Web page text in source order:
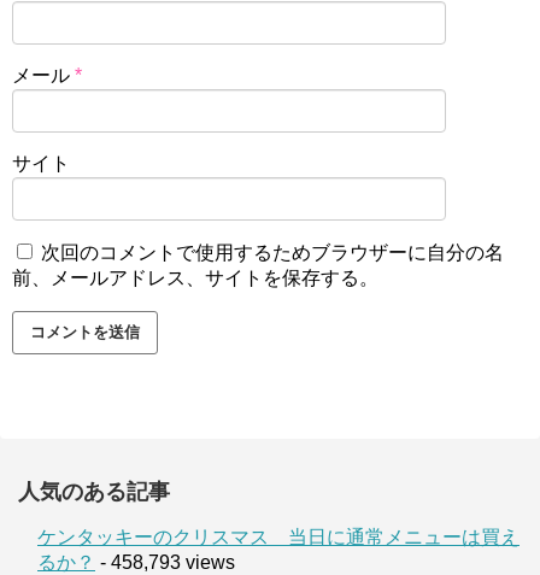
メール *
サイト
次回のコメントで使用するためブラウザーに自分の名
前、メールアドレス、サイトを保存する。
人気のある記事
ケンタッキーのクリスマス 当日に通常メニューは買え
るか？ - 458,793 views